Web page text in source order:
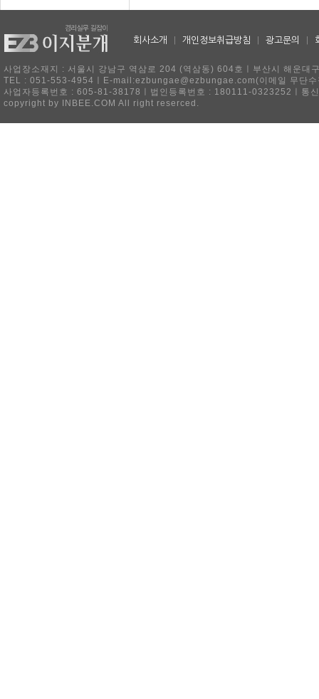
회사소개 개인정보취급방침 광고문의
사업장소재지 : 서울시 강남구 역삼로 204 (역삼동) 604호ㅣ부산시 해운
TEL : 051-553-4954ㅣE-mail:ezbungae@ezbungae.com(이메일 무단수
사업자등록번호 : 605-81-38178ㅣ법인등록번호 : 180111-0323252ㅣ통
copyright by INBEE.COM All right reserced.